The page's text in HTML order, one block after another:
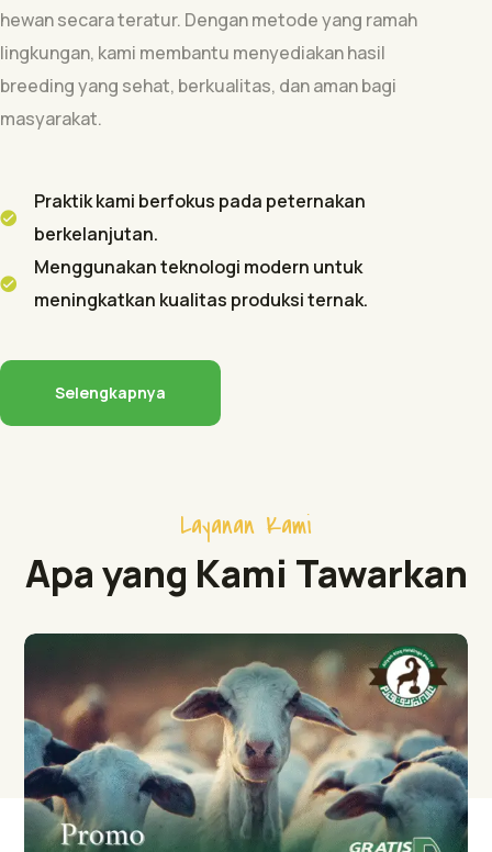
hewan secara teratur. Dengan metode yang ramah
lingkungan, kami membantu menyediakan hasil
breeding yang sehat, berkualitas, dan aman bagi
masyarakat.
Praktik kami berfokus pada peternakan
berkelanjutan.
Menggunakan teknologi modern untuk
meningkatkan kualitas produksi ternak.
Selengkapnya
Layanan Kami
Apa yang Kami Tawarkan